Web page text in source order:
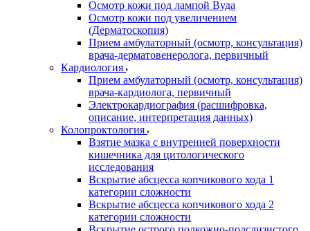
Осмотр кожи под лампой Вуда
Осмотр кожи под увеличением
(Дерматоскопия)
Прием амбулаторный (осмотр, консультация)
врача-дерматовенеролога, первичный
Кардиология
Прием амбулаторный (осмотр, консультация)
врача-кардиолога, первичный
Электрокардиография (расшифровка,
описание, интерпретация данных)
Колопроктология
Взятие мазка с внутренней поверхности
кишечника для цитологического
исследования
Вскрытие абсцесса копчикового хода 1
категории сложности
Вскрытие абсцесса копчикового хода 2
категории сложности